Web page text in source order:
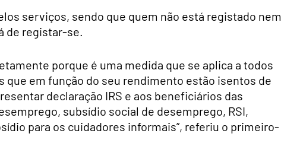
serviços, sendo que quem não está registado nem
de registar-se.
porque é uma medida que se aplica a todos
que em função do seu rendimento estão isentos de
declaração IRS e aos beneficiários das
subsídio social de desemprego, RSI,
para os cuidadores informais”, referiu o primeiro-